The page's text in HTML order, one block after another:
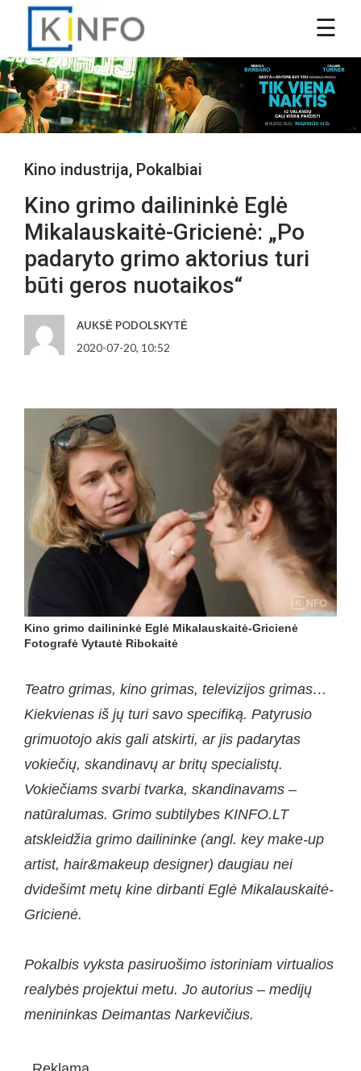
Kino industrija, Pokalbiai
Kino grimo dailininkė Eglė
Mikalauskaitė-Gricienė: „Po
padaryto grimo aktorius turi
būti geros nuotaikos“
AUKSĖ PODOLSKYTĖ
2020-07-20, 10:52
Kino grimo dailininkė Eglė Mikalauskaitė-Gricienė
Fotografė Vytautė Ribokaitė
Teatro grimas, kino grimas, televizijos grimas…
Kiekvienas iš jų turi savo specifiką. Patyrusio
grimuotojo akis gali atskirti, ar jis padarytas
vokiečių, skandinavų ar britų specialistų.
Vokiečiams svarbi tvarka, skandinavams –
natūralumas. Grimo subtilybes KINFO.LT
atskleidžia grimo dailininke (angl. key make-up
artist, hair&makeup designer) daugiau nei
dvidešimt metų kine dirbanti Eglė Mikalauskaitė-
Gricienė.
Pokalbis vyksta pasiruošimo istoriniam virtualios
realybės projektui metu. Jo autorius – medijų
menininkas Deimantas Narkevičius.